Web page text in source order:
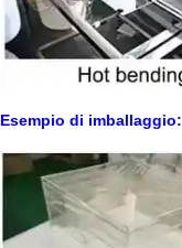
Esempio di imballaggio: